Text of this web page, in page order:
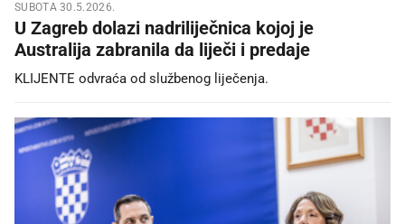
SUBOTA 30.5.2026.
U Zagreb dolazi nadriliječnica kojoj je
Australija zabranila da liječi i predaje
KLIJENTE odvraća od službenog liječenja.